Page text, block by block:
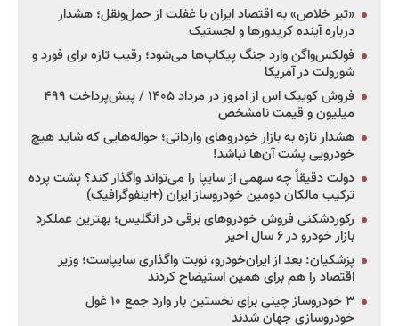
«تیر خلاص» به اقتصاد ایران با غفلت از حمل‌ونقل؛ هشدار
درباره آینده کریدورها و لجستیک
فولکس‌واگن وارد جنگ پیکاپ‌ها می‌شود؛ رقیب تازه برای فورد و
شورولت در آمریکا
فروش کوییک اس از امروز در مرداد ۱۴۰۵ / پیش‌پرداخت ۴۹۹
میلیون و قیمت نامشخص
هشدار تازه به بازار خودروهای وارداتی؛ حواله‌هایی که شاید هیچ
خودرویی پشت آن‌ها نباشد!
دولت دقیقاً چه سهمی از سایپا را می‌تواند واگذار کند؟ پشت پرده
ترکیب مالکان دومین خودروساز ایران (+اینفوگرافیک)
رکوردشکنی فروش خودروهای برقی در انگلیس؛ بهترین عملکرد
بازار خودرو در ۶ سال اخیر
پزشکیان: بعد از ایران‌خودرو، نوبت واگذاری سایپاست؛ وزیر
اقتصاد را هم برای همین استیضاح کردند
۳ خودروساز چینی برای نخستین بار وارد جمع ۱۰ غول
خودروسازی جهان شدند